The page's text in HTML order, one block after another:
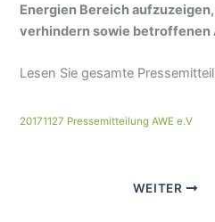
Energien Bereich
verhindern sowie betroffenen
Lesen Sie gesamte
20171127 Pressemitteilung AWE e.V
WEITER